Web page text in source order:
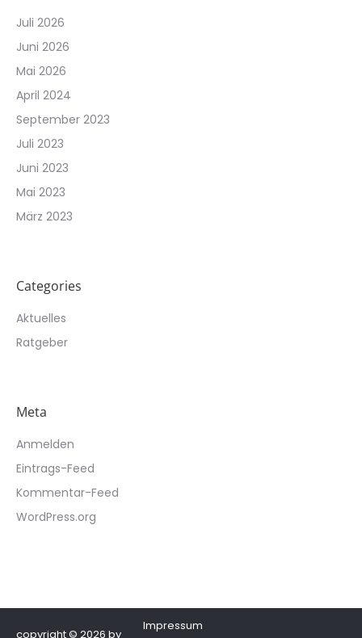
Juli 2026
Juni 2026
Mai 2026
April 2024
September 2023
Juli 2023
Juni 2023
Mai 2023
März 2023
Categories
Aktuelles
Ratgeber
Meta
Anmelden
Eintrags-Feed
Kommentar-Feed
WordPress.org
copyright © 2026 by
Impressum